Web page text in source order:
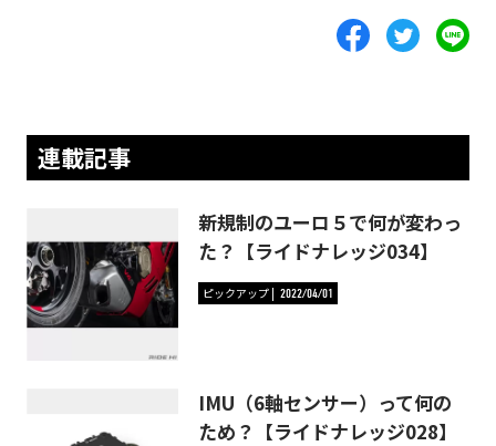
連載記事
新規制のユーロ５で何が変わっ
た？【ライドナレッジ034】
ピックアップ 2022/04/01
IMU（6軸センサー）って何の
ため？【ライドナレッジ028】